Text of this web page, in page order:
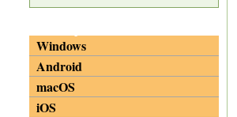
Windows
Android
macOS
iOS